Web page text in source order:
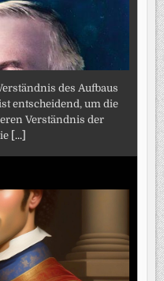
des Aufbaus
entscheidend, um die
Verständnis der
[...]